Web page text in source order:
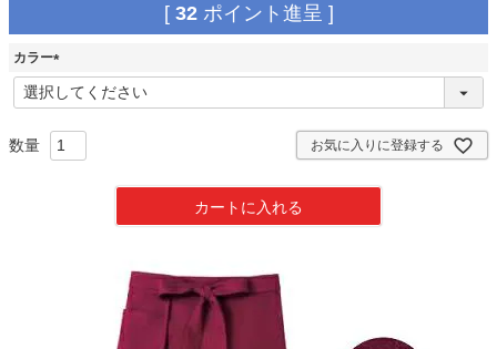
[ 32 ポイント進呈 ]
カラー
(
必
お気に入りに登録する
カートに入れる